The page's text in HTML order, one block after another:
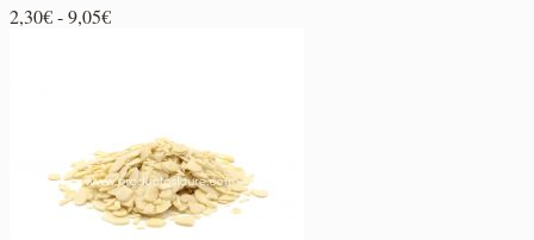
2,30€-9,05€Rango
hasta
9,05€